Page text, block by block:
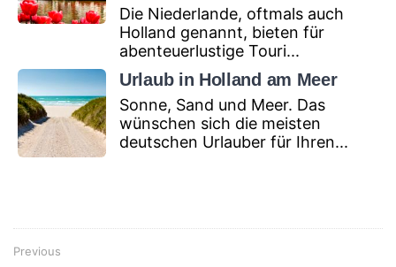
Die Niederlande, oftmals auch
Holland genannt, bieten für
abenteuerlustige Touri...
Urlaub in Holland am Meer
Sonne, Sand und Meer. Das
wünschen sich die meisten
deutschen Urlauber für Ihren...
Previous